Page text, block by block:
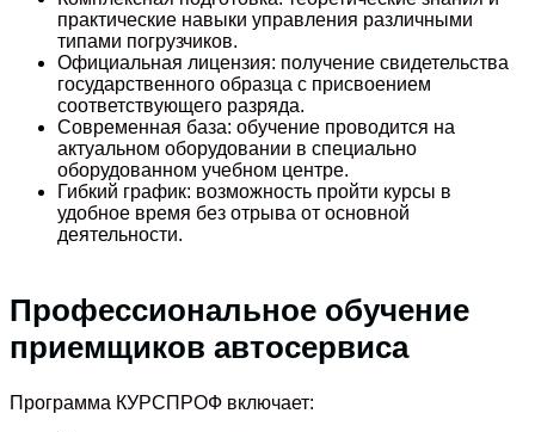
практические навыки управления различными
типами погрузчиков.
Официальная лицензия: получение свидетельства
государственного образца с присвоением
соответствующего разряда.
Современная база: обучение проводится на
актуальном оборудовании в специально
оборудованном учебном центре.
Гибкий график: возможность пройти курсы в
удобное время без отрыва от основной
деятельности.
Профессиональное обучение
приемщиков автосервиса
Программа КУРСПРОФ включает: